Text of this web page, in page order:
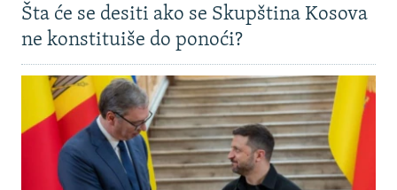
Šta će se desiti ako se Skupština Kosova
ne konstituiše do ponoći?